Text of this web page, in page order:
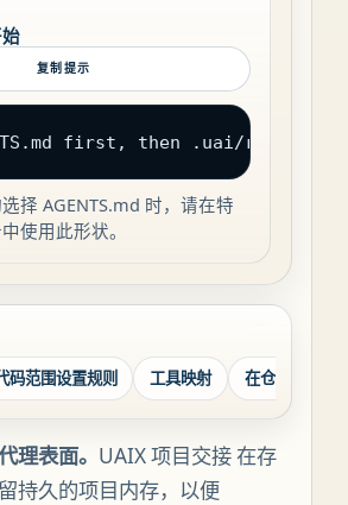
复制提示
first, then .uai/
择 AGENTS.md 时，请在特
使用此形状。
码范围设置规则 工具映射 在仓库中采用
理表面。 UAIX 项目交接 在存
持久的项目内存，以便